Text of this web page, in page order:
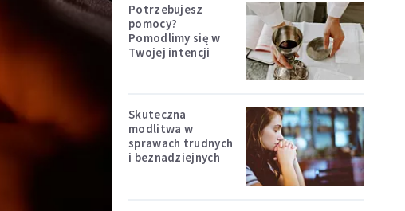
Potrzebujesz
pomocy?
Pomodlimy się w
Twojej intencji
Skuteczna
modlitwa w
sprawach trudnych
i beznadziejnych